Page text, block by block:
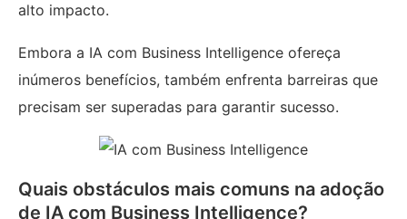
alto impacto.
Embora a IA com Business Intelligence ofereça
inúmeros benefícios, também enfrenta barreiras que
precisam ser superadas para garantir sucesso.
Quais obstáculos mais comuns na adoção
de IA com Business Intelligence?